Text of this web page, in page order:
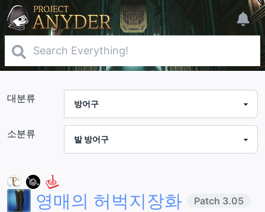
대분류
소분류
영매의 허벅지장화 Patch 3.05